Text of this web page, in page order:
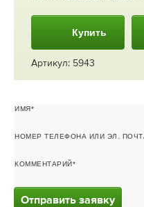
Купить
Артикул: 5943
ИМЯ
НОМЕР ТЕЛЕФОНА ИЛИ ЭЛ.
КОММЕНТАРИЙ
Отправить заявку